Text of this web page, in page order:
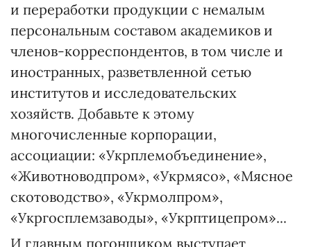
и переработки продукции с немалым
персональным составом академиков и
членов-корреспондентов, в том числе и
иностранных, разветвленной сетью
институтов и исследовательских
хозяйств. Добавьте к этому
многочисленные корпорации,
ассоциации: «Укрплемобъединение»,
«Животноводпром», «Укрмясо», «Мясное
скотоводство», «Укрмолпром»,
«Укргосплемзаводы», «Укрптицепром»...
И главным погонщиком выступает